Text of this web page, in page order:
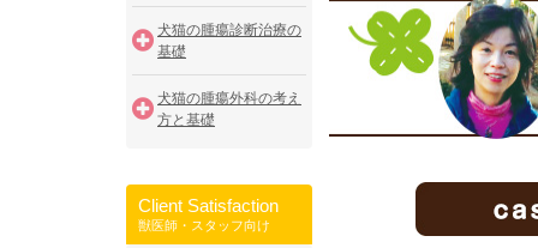
犬猫の腫瘍診断治療の
基礎
犬猫の腫瘍外科の考え
方と基礎
Client Satisfaction
獣医師・スタッフ向け